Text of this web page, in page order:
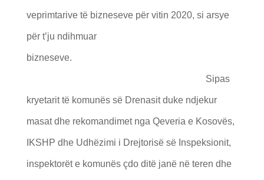
veprimtarive të bizneseve për vitin 2020, si arsye
për t’ju ndihmuar
bizneseve.
Sipas
kryetarit të komunës së Drenasit duke ndjekur
masat dhe rekomandimet nga Qeveria e Kosovës,
IKSHP dhe Udhëzimi i Drejtorisë së Inspeksionit,
inspektorët e komunës çdo ditë janë në teren dhe